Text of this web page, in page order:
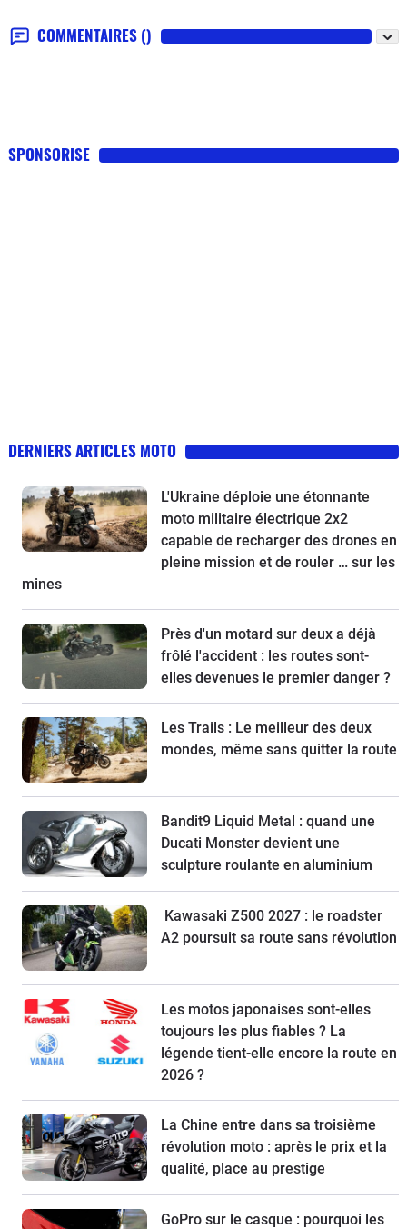
COMMENTAIRES ()
SPONSORISE
DERNIERS ARTICLES MOTO
L'Ukraine déploie une étonnante
moto militaire électrique 2x2
capable de recharger des drones en
pleine mission et de rouler … sur les
mines
Près d'un motard sur deux a déjà
frôlé l'accident : les routes sont-
elles devenues le premier danger ?
Les Trails : Le meilleur des deux
mondes, même sans quitter la route
Bandit9 Liquid Metal : quand une
Ducati Monster devient une
sculpture roulante en aluminium
Kawasaki Z500 2027 : le roadster
A2 poursuit sa route sans révolution
Les motos japonaises sont-elles
toujours les plus fiables ? La
légende tient-elle encore la route en
2026 ?
La Chine entre dans sa troisième
révolution moto : après le prix et la
qualité, place au prestige
GoPro sur le casque : pourquoi les